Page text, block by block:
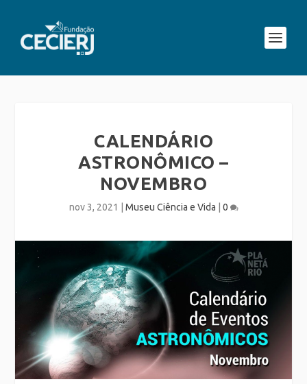
CALENDÁRIO
ASTRONÔMICO –
NOVEMBRO
nov 3, 2021 Museu Ciência e Vida 0